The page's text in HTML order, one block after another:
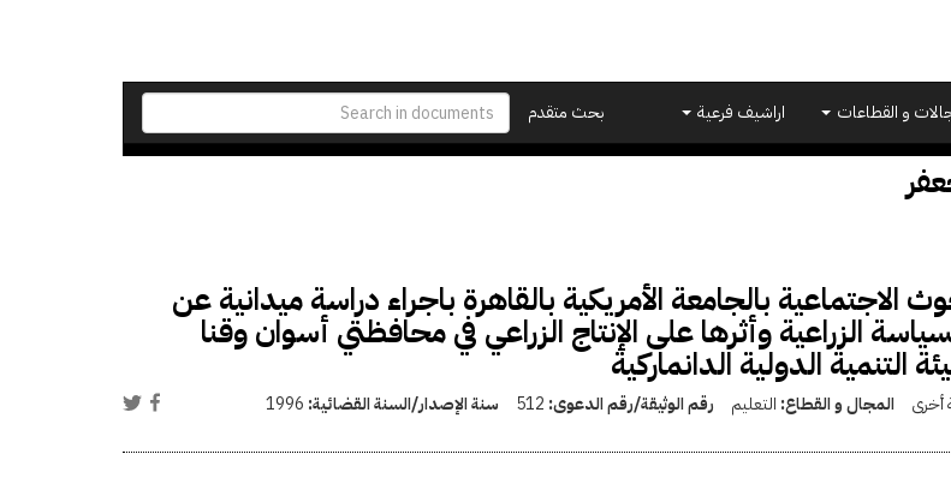
بحث متقدم
و القطاعات اراشيف فرعية
الاجتماعية بالجامعة الأمريكية بالقاهرة باجراء دراسة ميدانية عن
الزراعية وأثرها على الإنتاج الزراعي في محافظتي أسوان وقنا
التنمية الدولية الدانماركية
أخرى المجال و القطاع: التعليم رقم الوثيقة/رقم الدعوى: 512 سنة الإصدار/السنة القضائية: 1996